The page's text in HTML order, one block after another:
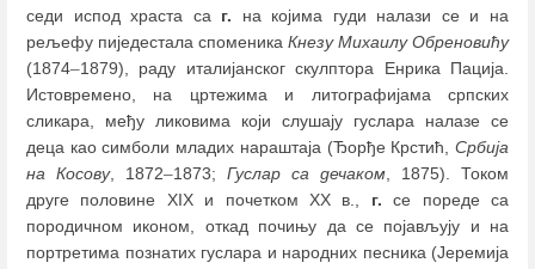
седи испод храста са г. на којима гуди налази се и на
рељефу пиједестала споменика Кнезу Михаилу Обреновићу
(1874–1879), раду италијанског скулптора Енрика Пација.
Истовремено, на цртежима и литографијама српских
сликара, међу ликовима који слушају гуслара налазе се
деца као симболи младих нараштаја (Ђорђе Крстић, Србија
на Косову, 1872–1873; Гуслар са дечаком , 1875). Током
друге половине XIX и почетком ХХ в., г. се пореде са
породичном иконом, откад почињу да се појављују и на
портретима познатих гуслара и народних песника (Јеремија